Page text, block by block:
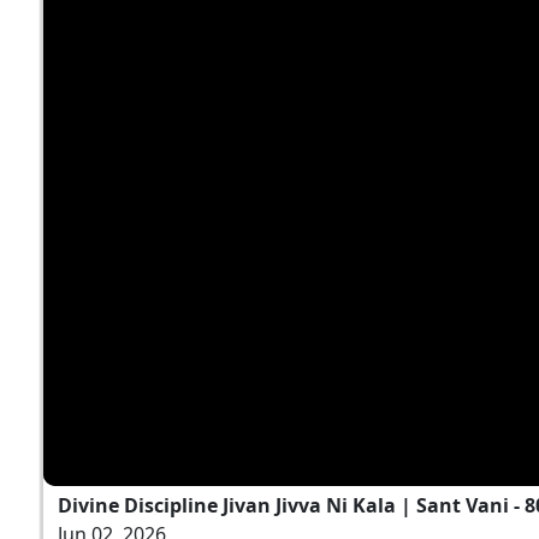
Divine Discipline Jivan Jivva Ni Kala | Sant Vani -